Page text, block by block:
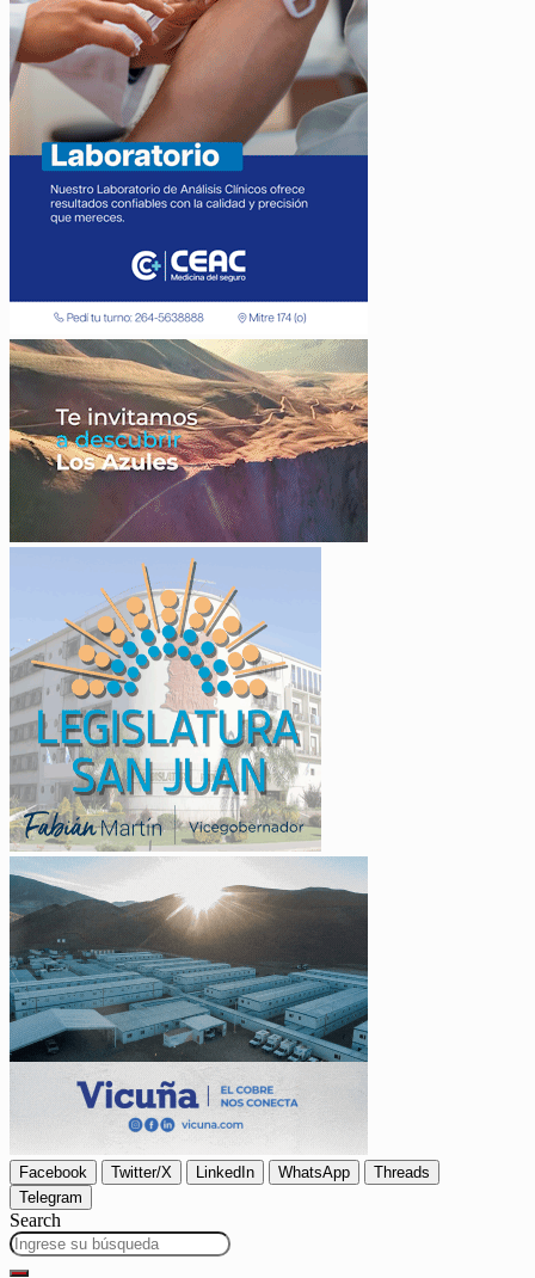
Facebook Twitter/X LinkedIn WhatsApp
Threads
Telegram
Search